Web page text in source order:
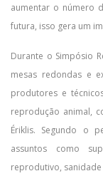
aumentar o número
futura, isso gera um
Durante o Simpósio
mesas redondas e
produtores e
reprodução animal,
Ériklis. Segundo o
assuntos como
reprodutivo,